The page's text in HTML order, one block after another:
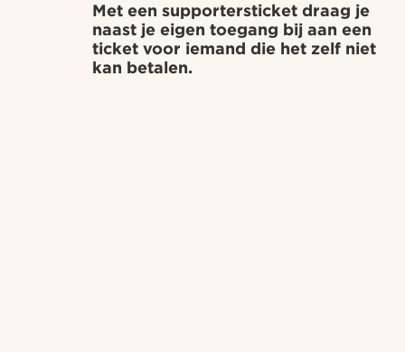
Met een supportersticket draag je
naast je eigen toegang bij aan een
ticket voor iemand die het zelf niet
kan betalen.